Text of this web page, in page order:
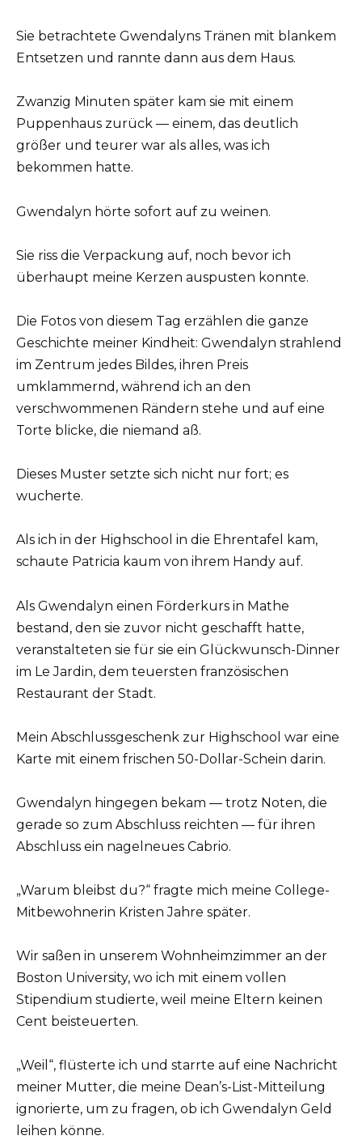
Sie betrachtete Gwendalyns Tränen mit blankem
Entsetzen und rannte dann aus dem Haus.
Zwanzig Minuten später kam sie mit einem
Puppenhaus zurück — einem, das deutlich
größer und teurer war als alles, was ich
bekommen hatte.
Gwendalyn hörte sofort auf zu weinen.
Sie riss die Verpackung auf, noch bevor ich
überhaupt meine Kerzen auspusten konnte.
Die Fotos von diesem Tag erzählen die ganze
Geschichte meiner Kindheit: Gwendalyn strahlend
im Zentrum jedes Bildes, ihren Preis
umklammernd, während ich an den
verschwommenen Rändern stehe und auf eine
Torte blicke, die niemand aß.
Dieses Muster setzte sich nicht nur fort; es
wucherte.
Als ich in der Highschool in die Ehrentafel kam,
schaute Patricia kaum von ihrem Handy auf.
Als Gwendalyn einen Förderkurs in Mathe
bestand, den sie zuvor nicht geschafft hatte,
veranstalteten sie für sie ein Glückwunsch-Dinner
im Le Jardin, dem teuersten französischen
Restaurant der Stadt.
Mein Abschlussgeschenk zur Highschool war eine
Karte mit einem frischen 50-Dollar-Schein darin.
Gwendalyn hingegen bekam — trotz Noten, die
gerade so zum Abschluss reichten — für ihren
Abschluss ein nagelneues Cabrio.
„Warum bleibst du?“ fragte mich meine College-
Mitbewohnerin Kristen Jahre später.
Wir saßen in unserem Wohnheimzimmer an der
Boston University, wo ich mit einem vollen
Stipendium studierte, weil meine Eltern keinen
Cent beisteuerten.
„Weil“, flüsterte ich und starrte auf eine Nachricht
meiner Mutter, die meine Dean’s-List-Mitteilung
ignorierte, um zu fragen, ob ich Gwendalyn Geld
leihen könne.